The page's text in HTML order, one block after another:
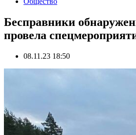
Бесправники
провела
08.11.23 18:50